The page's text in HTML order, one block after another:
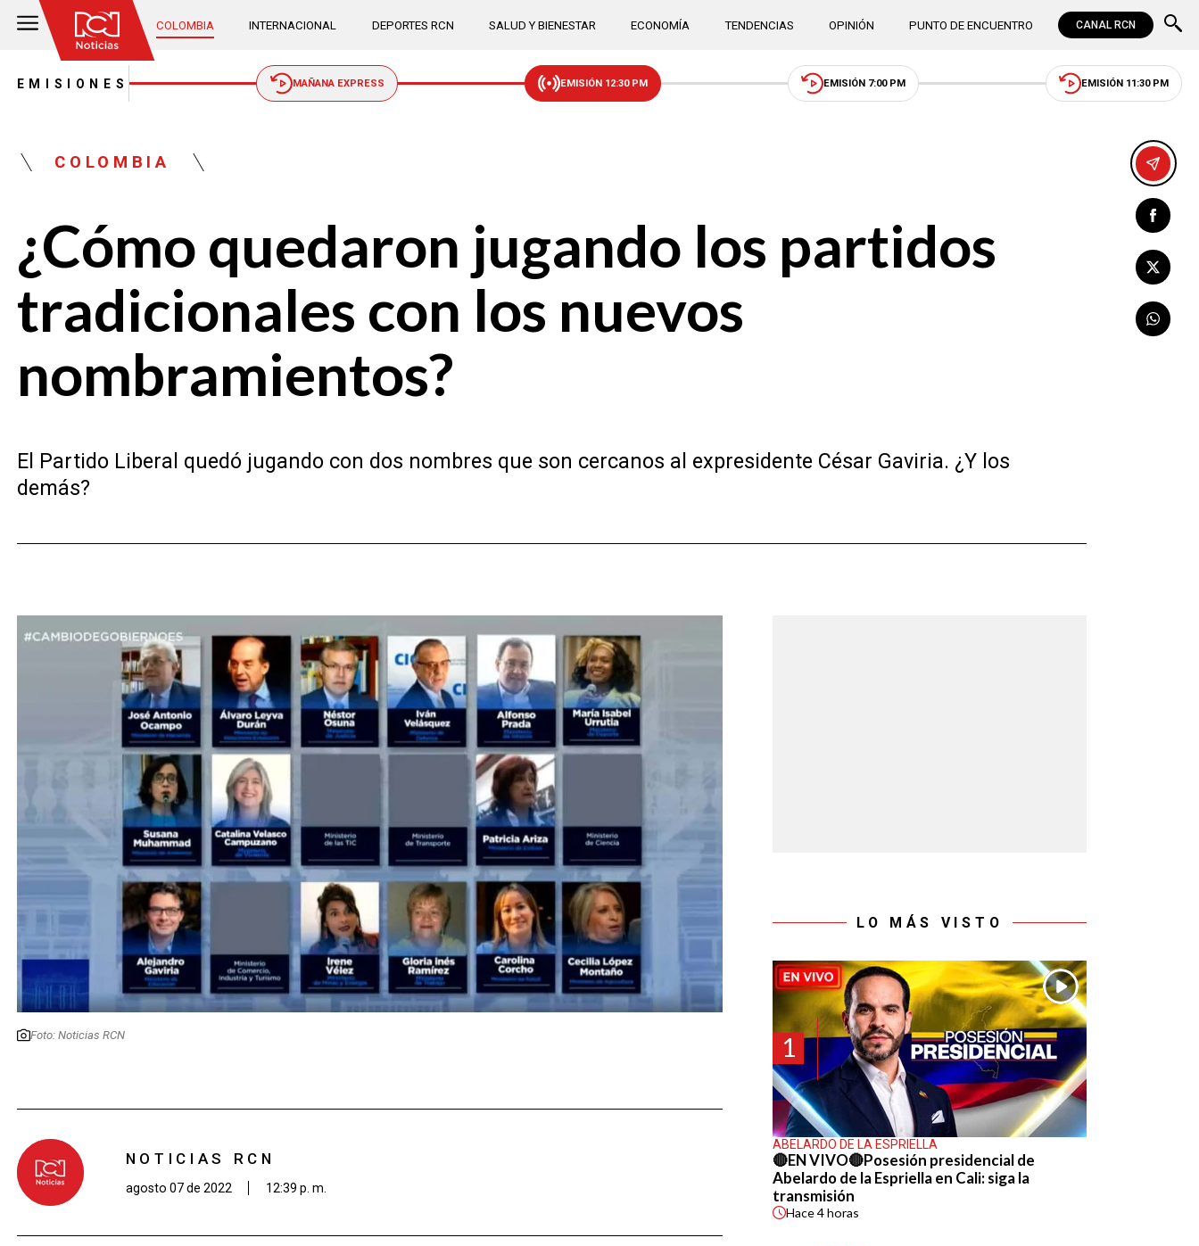
COLOMBIA INTERNACIONAL DEPORTES RCN SALUD Y BIENESTAR ECONOMÍA TENDENCIAS OPINIÓN PUNTO DE ENCUENTRO CANAL RCN
EMISIONES MAÑANA EXPRESS EMISIÓN 12:30 PM EMISIÓN 7:00 PM EMISIÓN 11:30 PM
COLOMBIA
¿Cómo quedaron jugando los partidos
tradicionales con los nuevos
nombramientos?
El Partido Liberal quedó jugando con dos nombres que son cercanos al expresidente César Gaviria. ¿Y los
demás?
Foto: Noticias RCN
NOTICIAS RCN
agosto 07 de 2022 12:39 p. m.
LO MÁS VISTO
1
ABELARDO DE LA ESPRIELLA
🔴EN VIVO🔴Posesión presidencial de
Abelardo de la Espriella en Cali: siga la
transmisión
Hace4 horas